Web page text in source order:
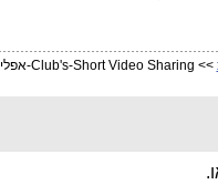
>> Club's-Short Video Sharing-אפליקציה בחינם לשיתוף וידאו בקבוצה סגורה